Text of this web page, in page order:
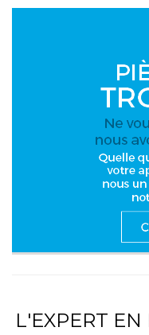
L'EXPERT EN